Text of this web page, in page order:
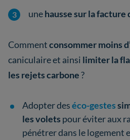
unehausse sur la facture
Commentconsommer moins
caniculaire et ainsi limiter la
les rejets carbone?
Adopter deséco-gestes
les volets pour éviter aux
pénétrer dans le logement